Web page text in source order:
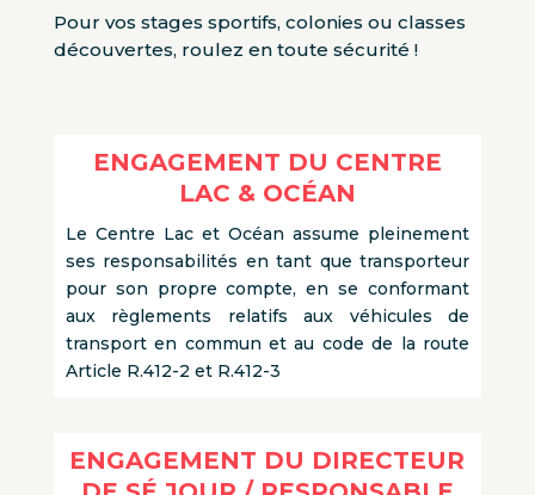
Pour vos stages sportifs, colonies ou classes
découvertes, roulez en toute sécurité !
ENGAGEMENT DU CENTRE
LAC & OCÉAN
Le Centre Lac et Océan assume pleinement
ses responsabilités en tant que transporteur
pour son propre compte, en se conformant
aux règlements relatifs aux véhicules de
transport en commun et au code de la route
Article R.412-2 et R.412-3
ENGAGEMENT DU DIRECTEUR